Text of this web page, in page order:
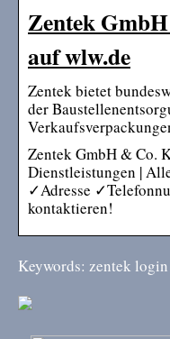
Zentek
auf wlw.de
Zentek bietet
der
Zentek GmbH & Co.
Dienstleistungen |
✓Adresse
kontaktieren!
Keywords: zentek login